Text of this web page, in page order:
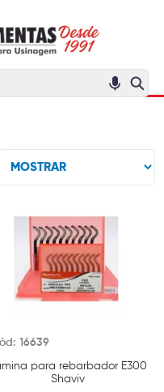
16639
para rebarbador E300
Shaviv